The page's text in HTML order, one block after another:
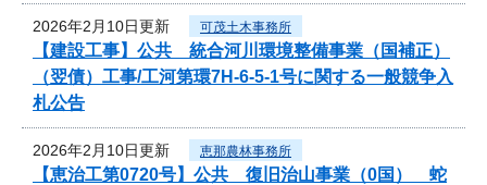
2026年2月10日更新 可茂土木事務所
【建設工事】公共 統合河川環境整備事業（国補正）
（翌債）工事/工河第環7H-6-5-1号に関する一般競争入
札公告
2026年2月10日更新 恵那農林事務所
【恵治工第0720号】公共 復旧治山事業（0国） 蛇